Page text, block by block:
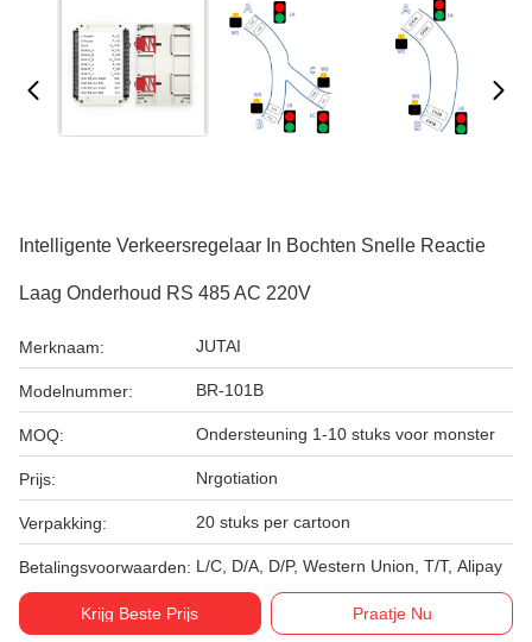
Intelligente Verkeersregelaar In Bochten Snelle Reactie
Laag Onderhoud RS 485 AC 220V
Merknaam: JUTAI
Modelnummer: BR-101B
MOQ: Ondersteuning 1-10 stuks voor monster
Prijs: Nrgotiation
Verpakking: 20 stuks per cartoon
Betalingsvoorwaarden: L/C, D/A, D/P, Western Union, T/T, Alipay
Krijg Beste Prijs Praatje Nu